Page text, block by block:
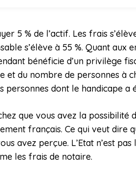
5 % de l’actif. Les frais
s’élève à 55 %. Quant aux
bénéficie d’un privilège
et du nombre de personnes à
dont le handicape a
que vous avez la possibilité
français. Ce qui veut dire
avez perçue. L’Etat n’est pas
les frais de notaire.